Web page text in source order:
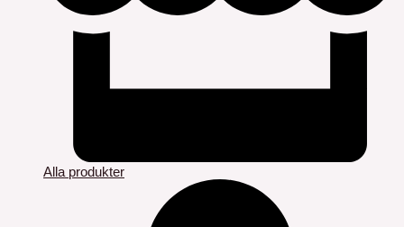
Alla produkter